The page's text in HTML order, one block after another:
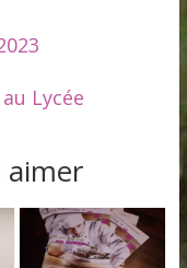
Lycée
aimer